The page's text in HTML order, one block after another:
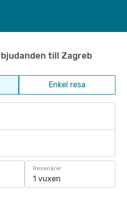
till Zagreb
Enkel resa
Resenärer
1 vuxen